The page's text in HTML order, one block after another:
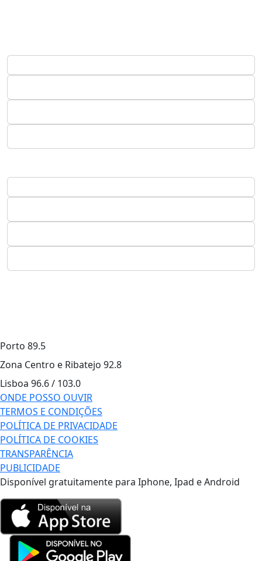
Porto 89.5
Zona Centro e Ribatejo 92.8
Lisboa 96.6 / 103.0
ONDE POSSO OUVIR
TERMOS E CONDIÇÕES
POLÍTICA DE PRIVACIDADE
POLÍTICA DE COOKIES
TRANSPARÊNCIA
PUBLICIDADE
Disponível gratuitamente para Iphone, Ipad e Android